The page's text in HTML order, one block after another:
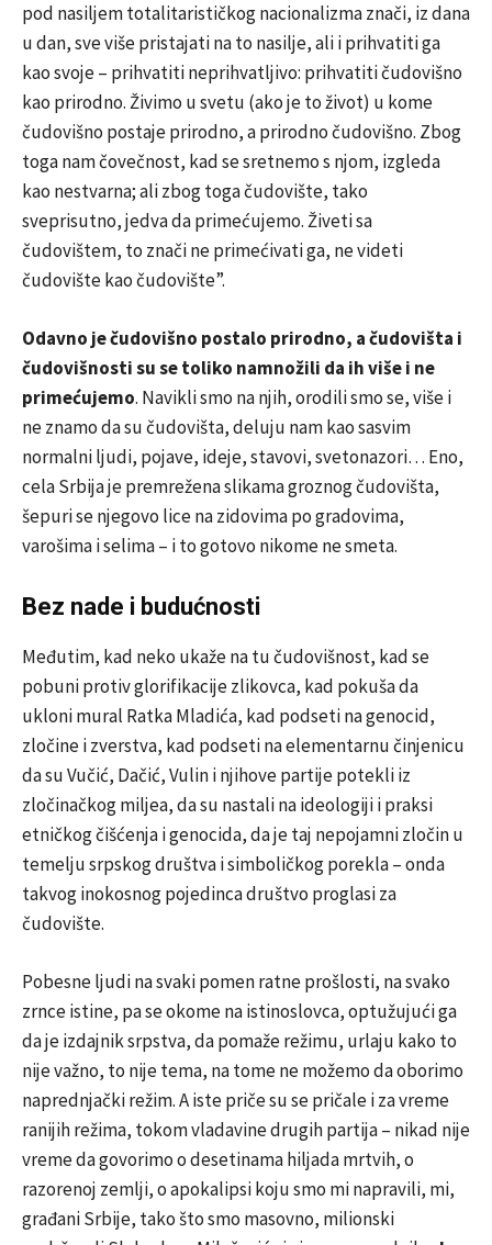
pod nasiljem totalitarističkog nacionalizma znači, iz dana
u dan, sve više pristajati na to nasilje, ali i prihvatiti ga
kao svoje – prihvatiti neprihvatljivo: prihvatiti čudovišno
kao prirodno. Živimo u svetu (ako je to život) u kome
čudovišno postaje prirodno, a prirodno čudovišno. Zbog
toga nam čovečnost, kad se sretnemo s njom, izgleda
kao nestvarna; ali zbog toga čudovište, tako
sveprisutno, jedva da primećujemo. Živeti sa
čudovištem, to znači ne primećivati ga, ne videti
čudovište kao čudovište”.
Odavno je čudovišno postalo prirodno, a čudovišta i
čudovišnosti su se toliko namnožili da ih više i ne
primećujemo. Navikli smo na njih, orodili smo se, više i
ne znamo da su čudovišta, deluju nam kao sasvim
normalni ljudi, pojave, ideje, stavovi, svetonazori… Eno,
cela Srbija je premrežena slikama groznog čudovišta,
šepuri se njegovo lice na zidovima po gradovima,
varošima i selima – i to gotovo nikome ne smeta.
Bez nade i budućnosti
Međutim, kad neko ukaže na tu čudovišnost, kad se
pobuni protiv glorifikacije zlikovca, kad pokuša da
ukloni mural Ratka Mladića, kad podseti na genocid,
zločine i zverstva, kad podseti na elementarnu činjenicu
da su Vučić, Dačić, Vulin i njihove partije potekli iz
zločinačkog miljea, da su nastali na ideologiji i praksi
etničkog čišćenja i genocida, da je taj nepojamni zločin u
temelju srpskog društva i simboličkog porekla – onda
takvog inokosnog pojedinca društvo proglasi za
čudovište.
Pobesne ljudi na svaki pomen ratne prošlosti, na svako
zrnce istine, pa se okome na istinoslovca, optužujući ga
da je izdajnik srpstva, da pomaže režimu, urlaju kako to
nije važno, to nije tema, na tome ne možemo da oborimo
naprednjački režim. A iste priče su se pričale i za vreme
ranijih režima, tokom vladavine drugih partija – nikad nije
vreme da govorimo o desetinama hiljada mrtvih, o
razorenoj zemlji, o apokalipsi koju smo mi napravili, mi,
građani Srbije, tako što smo masovno, milionski